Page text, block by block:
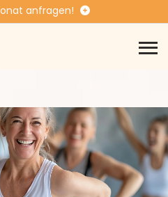
anfragen!
bist viel unterwegs und willst